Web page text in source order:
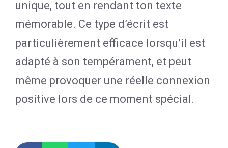
unique, tout en rendant ton texte
mémorable. Ce type d’écrit est
particulièrement efficace lorsqu’il est
adapté à son tempérament, et peut
même provoquer une réelle connexion
positive lors de ce moment spécial.